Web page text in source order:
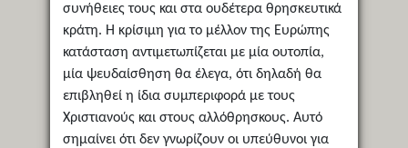
συνήθειες τους και στα ουδέτερα θρησκευτικά
κράτη. Η κρίσιμη για το μέλλον της Ευρώπης
κατάσταση αντιμετωπίζεται με μία ουτοπία,
μία ψευδαίσθηση θα έλεγα, ότι δηλαδή θα
επιβληθεί η ίδια συμπεριφορά με τους
Χριστιανούς και στους αλλόθρησκους. Αυτό
σημαίνει ότι δεν γνωρίζουν οι υπεύθυνοι για